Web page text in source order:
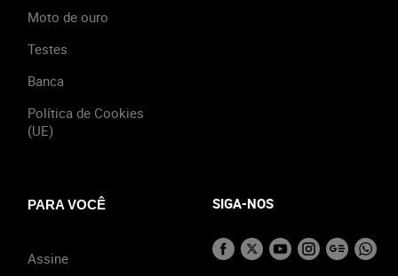
Moto de ouro
Testes
Banca
Política de Cookies
(UE)
PARA VOCÊ
Assine
SIGA-NOS